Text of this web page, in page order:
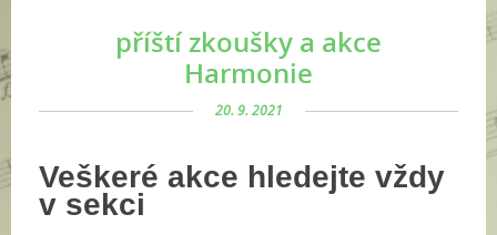
příští zkoušky a akce
Harmonie
20. 9. 2021
Veškeré akce hledejte vždy
v sekci